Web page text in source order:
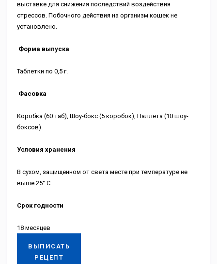
выставке для снижения последствий воздействия
стрессов. Побочного действия на организм кошек не
установлено.
Форма выпуска
Таблетки по 0,5 г.
Фасовка
Коробка (60 таб), Шоу-бокс (5 коробок), Паллета (10 шоу-
боксов).
Условия хранения
В сухом, защищенном от света месте при температуре не
выше 25° С
Срок годности
18 месяцев
ВЫПИСАТЬ
РЕЦЕПТ